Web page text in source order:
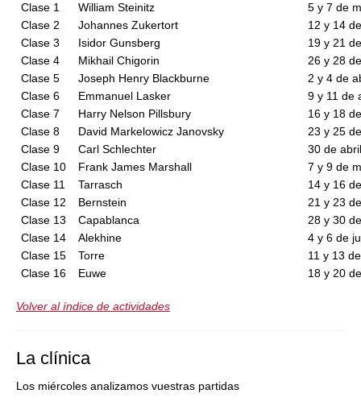
Clase 1
William Steinitz
5 y 7 de
Clase 2
Johannes Zukertort
12 y 14
Clase 3
Isidor Gunsberg
19 y 21
Clase 4
Mikhail Chigorin
26 y 28
Clase 5
Joseph Henry Blackburne
2 y 4 de
Clase 6
Emmanuel Lasker
9 y 11 de
Clase 7
Harry Nelson Pillsbury
16 y 18
Clase 8
David Markelowicz Janovsky
23 y 25
Clase 9
Carl Schlechter
30 de
Clase 10
Frank James Marshall
7 y 9 de
Clase 11
Tarrasch
14 y 16
Clase 12
Bernstein
21 y 23
Clase 13
Capablanca
28 y 30
Clase 14
Alekhine
4 y 6 de
Clase 15
Torre
11 y 13
Clase 16
Euwe 18 y 20
Volver al índice de actividades
La clínica
Los miércoles analizamos vuestras partidas